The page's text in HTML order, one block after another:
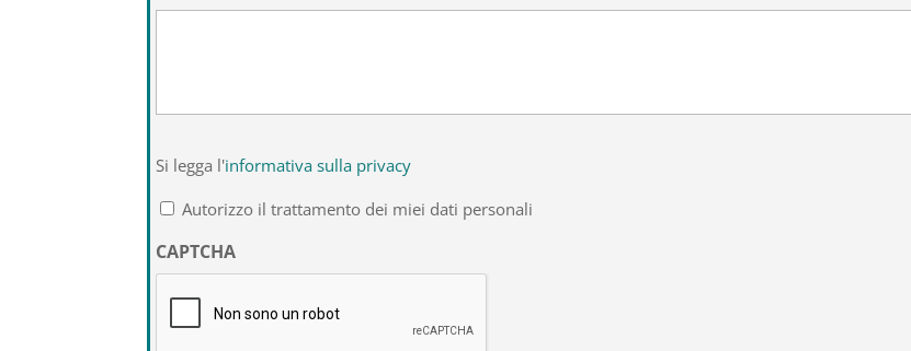
legga
l'informativa
privacy
*
Si legga l'informativa sulla privacy
Autorizzo il trattamento dei miei dati personali
CAPTCHA